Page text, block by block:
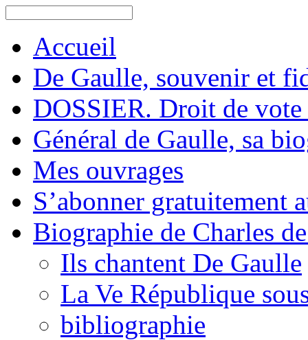
Accueil
De Gaulle, souvenir et
DOSSIER. Droit de vote
Général de Gaulle, sa
Mes ouvrages
S’abonner gratuitement
Biographie de Charles
Ils chantent De Gaulle
La Ve République
bibliographie